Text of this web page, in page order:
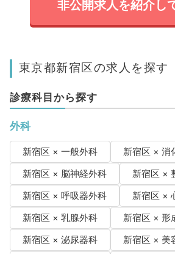
非公開求人を紹介し
東京都新宿区の求人を探す
診療科目から探す
外科
新宿区 × 一般外科
新宿区 × 消
新宿区 × 脳神経外科
新宿区 ×
新宿区 × 呼吸器外科
新宿区 ×
新宿区 × 乳腺外科
新宿区 × 形
新宿区 × 泌尿器科
新宿区 × 美